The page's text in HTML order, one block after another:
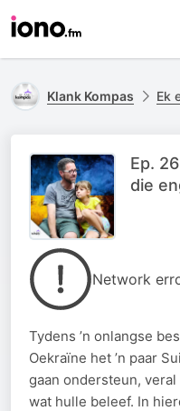
Klank Kompas Ek
Ep.
die
Network
Tydens ’n onlangse
Oekraïne het ’n paar
gaan ondersteun,
wat hulle beleef. In